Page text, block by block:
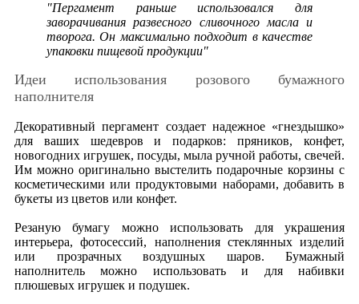
"Пергамент раньше использовался для
заворачивания развесного сливочного масла и
творога. Он максимально подходит в качестве
упаковки пищевой продукции"
Идеи использования розового бумажного
наполнителя
Декоративный пергамент создает надежное «гнездышко»
для ваших шедевров и подарков: пряников, конфет,
новогодних игрушек, посуды, мыла ручной работы, свечей.
Им можно оригинально выстелить подарочные корзины с
косметическими или продуктовыми наборами, добавить в
букеты из цветов или конфет.
Резаную бумагу можно использовать для украшения
интерьера, фотосессий, наполнения стеклянных изделий
или прозрачных воздушных шаров. Бумажный
наполнитель можно использовать и для набивки
плюшевых игрушек и подушек.